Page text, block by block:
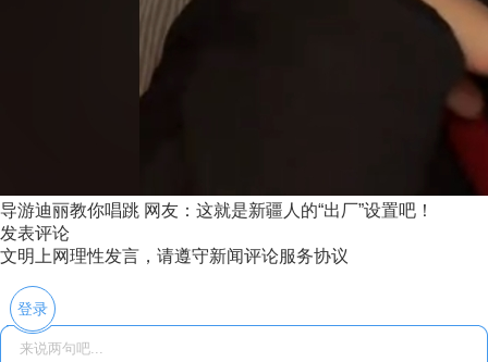
导游迪丽教你唱跳 网友：这就是新疆人的“出厂”设置吧！
发表评论
文明上网理性发言，请遵守新闻评论服务协议
登录